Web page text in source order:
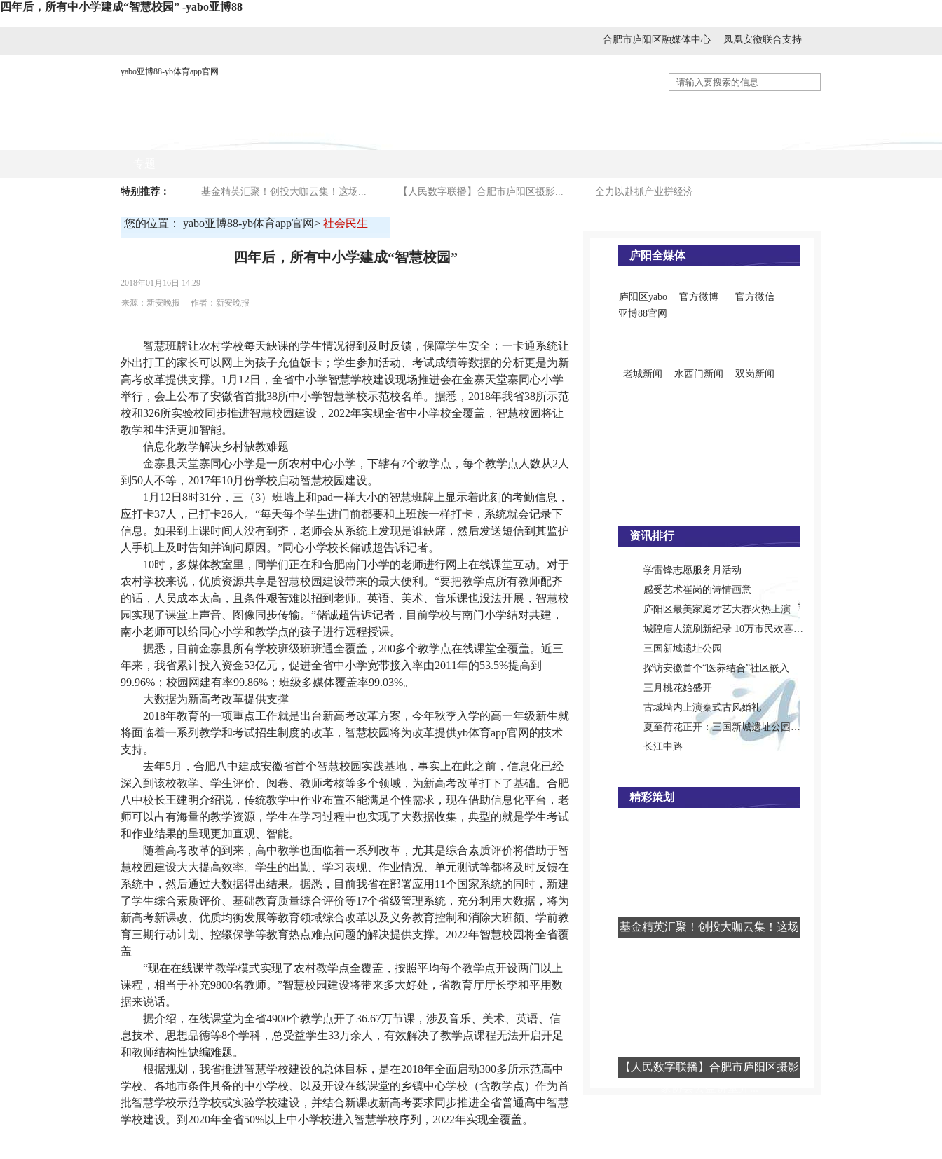
四年后，所有中小学建成“智慧校园” -yabo亚博88
凤凰安徽联合支持
合肥市庐阳区融媒体中心
yabo亚博88-yb体育app官网
特别推荐： 基金精英汇聚！创投大咖云集！这场... 【人民数字联播】合肥市庐阳区摄影... 全力以赴抓产业拼经济
您的位置： yabo亚博88-yb体育app官网> 社会民生
四年后，所有中小学建成“智慧校园”
2018年01月16日 14:29
来源：新安晚报 作者：新安晚报
智慧班牌让农村学校每天缺课的学生情况得到及时反馈，保障学生安全；一卡通系统让
外出打工的家长可以网上为孩子充值饭卡；学生参加活动、考试成绩等数据的分析更是为新
高考改革提供支撑。1月12日，全省中小学智慧学校建设现场推进会在金寨天堂寨同心小学
举行，会上公布了安徽省首批38所中小学智慧学校示范校名单。据悉，2018年我省38所示范
校和326所实验校同步推进智慧校园建设，2022年实现全省中小学校全覆盖，智慧校园将让
教学和生活更加智能。
信息化教学解决乡村缺教难题
金寨县天堂寨同心小学是一所农村中心小学，下辖有7个教学点，每个教学点人数从2人
到50人不等，2017年10月份学校启动智慧校园建设。
1月12日8时31分，三（3）班墙上和pad一样大小的智慧班牌上显示着此刻的考勤信息，
应打卡37人，已打卡26人。“每天每个学生进门前都要和上班族一样打卡，系统就会记录下
信息。如果到上课时间人没有到齐，老师会从系统上发现是谁缺席，然后发送短信到其监护
人手机上及时告知并询问原因。”同心小学校长储诚超告诉记者。
10时，多媒体教室里，同学们正在和合肥南门小学的老师进行网上在线课堂互动。对于
农村学校来说，优质资源共享是智慧校园建设带来的最大便利。“要把教学点所有教师配齐
的话，人员成本太高，且条件艰苦难以招到老师。英语、美术、音乐课也没法开展，智慧校
园实现了课堂上声音、图像同步传输。”储诚超告诉记者，目前学校与南门小学结对共建，
南小老师可以给同心小学和教学点的孩子进行远程授课。
据悉，目前金寨县所有学校班级班班通全覆盖，200多个教学点在线课堂全覆盖。近三
年来，我省累计投入资金53亿元，促进全省中小学宽带接入率由2011年的53.5%提高到
99.96%；校园网建有率99.86%；班级多媒体覆盖率99.03%。
大数据为新高考改革提供支撑
2018年教育的一项重点工作就是出台新高考改革方案，今年秋季入学的高一年级新生就
将面临着一系列教学和考试招生制度的改革，智慧校园将为改革提供yb体育app官网的技术
支持。
去年5月，合肥八中建成安徽省首个智慧校园实践基地，事实上在此之前，信息化已经
深入到该校教学、学生评价、阅卷、教师考核等多个领域，为新高考改革打下了基础。合肥
八中校长王建明介绍说，传统教学中作业布置不能满足个性需求，现在借助信息化平台，老
师可以占有海量的教学资源，学生在学习过程中也实现了大数据收集，典型的就是学生考试
和作业结果的呈现更加直观、智能。
随着高考改革的到来，高中教学也面临着一系列改革，尤其是综合素质评价将借助于智
慧校园建设大大提高效率。学生的出勤、学习表现、作业情况、单元测试等都将及时反馈在
系统中，然后通过大数据得出结果。据悉，目前我省在部署应用11个国家系统的同时，新建
了学生综合素质评价、基础教育质量综合评价等17个省级管理系统，充分利用大数据，将为
新高考新课改、优质均衡发展等教育领域综合改革以及义务教育控制和消除大班额、学前教
育三期行动计划、控辍保学等教育热点难点问题的解决提供支撑。2022年智慧校园将全省覆
盖
“现在在线课堂教学模式实现了农村教学点全覆盖，按照平均每个教学点开设两门以上
课程，相当于补充9800名教师。”智慧校园建设将带来多大好处，省教育厅厅长李和平用数
据来说话。
据介绍，在线课堂为全省4900个教学点开了36.67万节课，涉及音乐、美术、英语、信
息技术、思想品德等8个学科，总受益学生33万余人，有效解决了教学点课程无法开启开足
和教师结构性缺编难题。
根据规划，我省推进智慧学校建设的总体目标，是在2018年全面启动300多所示范高中
学校、各地市条件具备的中小学校、以及开设在线课堂的乡镇中心学校（含教学点）作为首
批智慧学校示范学校或实验学校建设，并结合新课改新高考要求同步推进全省普通高中智慧
学校建设。到2020年全省50%以上中小学校进入智慧学校序列，2022年实现全覆盖。
庐阳全媒体
庐阳区yabo
亚博88官网
官方微博 官方微信
老城新闻 水西门新闻 双岗新闻
资讯排行
学雷锋志愿服务月活动
感受艺术崔岗的诗情画意
庐阳区最美家庭才艺大赛火热上演
城隍庙人流刷新纪录 10万市民欢喜闹元宵
三国新城遗址公园
探访安徽首个“医养结合”社区嵌入式养老院
三月桃花始盛开
古城墙内上演秦式古风婚礼
夏至荷花正开：三国新城遗址公园新荷盛放
长江中路
精彩策划
基金精英汇聚！创投大咖云集！这场
【人民数字联播】合肥市庐阳区摄影